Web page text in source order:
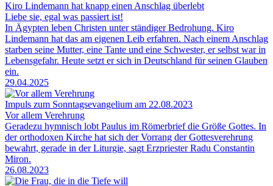
Kiro Lindemann hat knapp einen Anschlag überlebt
Liebe sie, egal was passiert ist!
In Ägypten leben Christen unter ständiger Bedrohung. Kiro
Lindemann hat das am eigenen Leib erfahren. Nach einem Anschlag
starben seine Mutter, eine Tante und eine Schwester, er selbst war in
Lebensgefahr. Heute setzt er sich in Deutschland für seinen Glauben
ein.
29.04.2025
Impuls zum Sonntagsevangelium am 22.08.2023
Vor allem Verehrung
Geradezu hymnisch lobt Paulus im Römerbrief die Größe Gottes. In
der orthodoxen Kirche hat sich der Vorrang der Gottesverehrung
bewahrt, gerade in der Liturgie, sagt Erzpriester Radu Constantin
Miron.
26.08.2023